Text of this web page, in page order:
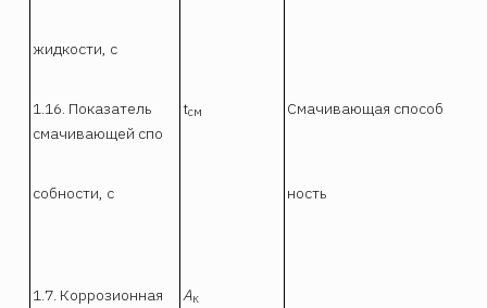
жидкости, с
1.16. Показатель
смачивающей спо
tсм Смачивающая способ
собности, с ность
1.7. Коррозионная
Ак